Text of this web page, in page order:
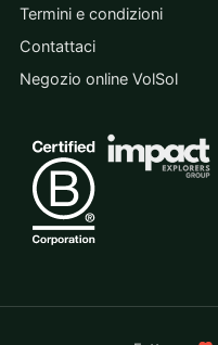
Termini e condizioni
Contattaci
Negozio online VolSol